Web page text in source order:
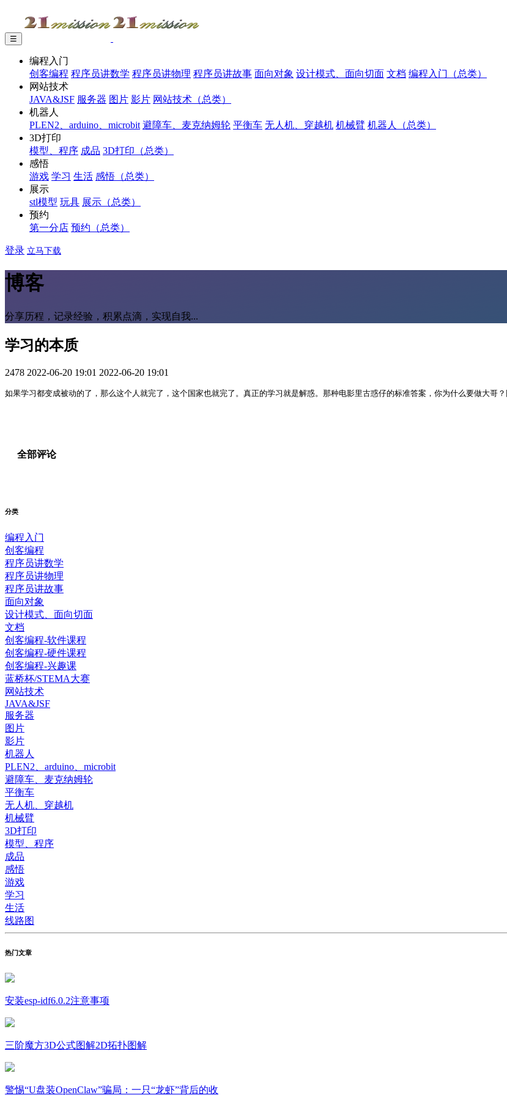
☰
编程入门
创客编程 程序员讲数学 程序员讲物理 程序员讲故事 面向对象 设计模式、面向切面 文档 编程入门（总类）
网站技术
JAVA&JSF 服务器 图片 影片 网站技术（总类）
机器人
PLEN2、arduino、microbit 避障车、麦克纳姆轮 平衡车 无人机、穿越机 机械臂 机器人（总类）
3D打印
模型、程序 成品 3D打印（总类）
感悟
游戏 学习 生活 感悟（总类）
展示
stl模型 玩具 展示（总类）
预约
第一分店 预约（总类）
登录 立马下载
博客
分享历程，记录经验，积累点滴，实现自我...
学习的本质
2478 2022-06-20 19:01 2022-06-20 19:01
如果学习都变成被动的了，那么这个人就完了，这个国家也就完了。真正的学习就是解惑。那种电影里古惑仔的标准答案，你为什么要做大
全部评论
分类
编程入门
创客编程
程序员讲数学
程序员讲物理
程序员讲故事
面向对象
设计模式、面向切面
文档
创客编程-软件课程
创客编程-硬件课程
创客编程-兴趣课
蓝桥杯/STEMA大赛
网站技术
JAVA&JSF
服务器
图片
影片
机器人
PLEN2、arduino、microbit
避障车、麦克纳姆轮
平衡车
无人机、穿越机
机械臂
3D打印
模型、程序
成品
感悟
游戏
学习
生活
线路图
热门文章
安装esp-idf6.0.2注意事项
三阶魔方3D公式图解2D拓扑图解
警惕“U盘装OpenClaw”骗局：一只“龙虾”背后的收